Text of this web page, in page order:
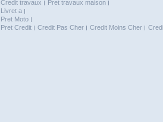
Credit travaux
Pret travaux maison
Livret a
Pret Moto
Pret Credit Credit Pas Cher Credit Moins Cher